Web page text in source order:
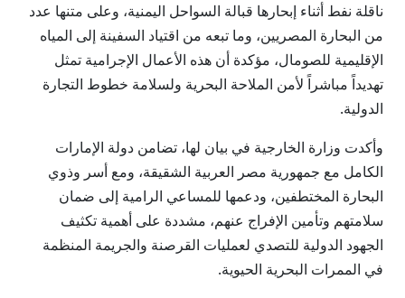
ناقلة نفط أثناء إبحارها قبالة السواحل اليمنية، وعلى متنها عدد
من البحارة المصريين، وما تبعه من اقتياد السفينة إلى المياه
الإقليمية للصومال، مؤكدة أن هذه الأعمال الإجرامية تمثل
تهديداً مباشراً لأمن الملاحة البحرية ولسلامة خطوط التجارة
الدولية.
وأكدت وزارة الخارجية في بيان لها، تضامن دولة الإمارات
الكامل مع جمهورية مصر العربية الشقيقة، ومع أسر وذوي
البحارة المختطفين، ودعمها للمساعي الرامية إلى ضمان
سلامتهم وتأمين الإفراج عنهم، مشددة على أهمية تكثيف
الجهود الدولية للتصدي لعمليات القرصنة والجريمة المنظمة
في الممرات البحرية الحيوية.